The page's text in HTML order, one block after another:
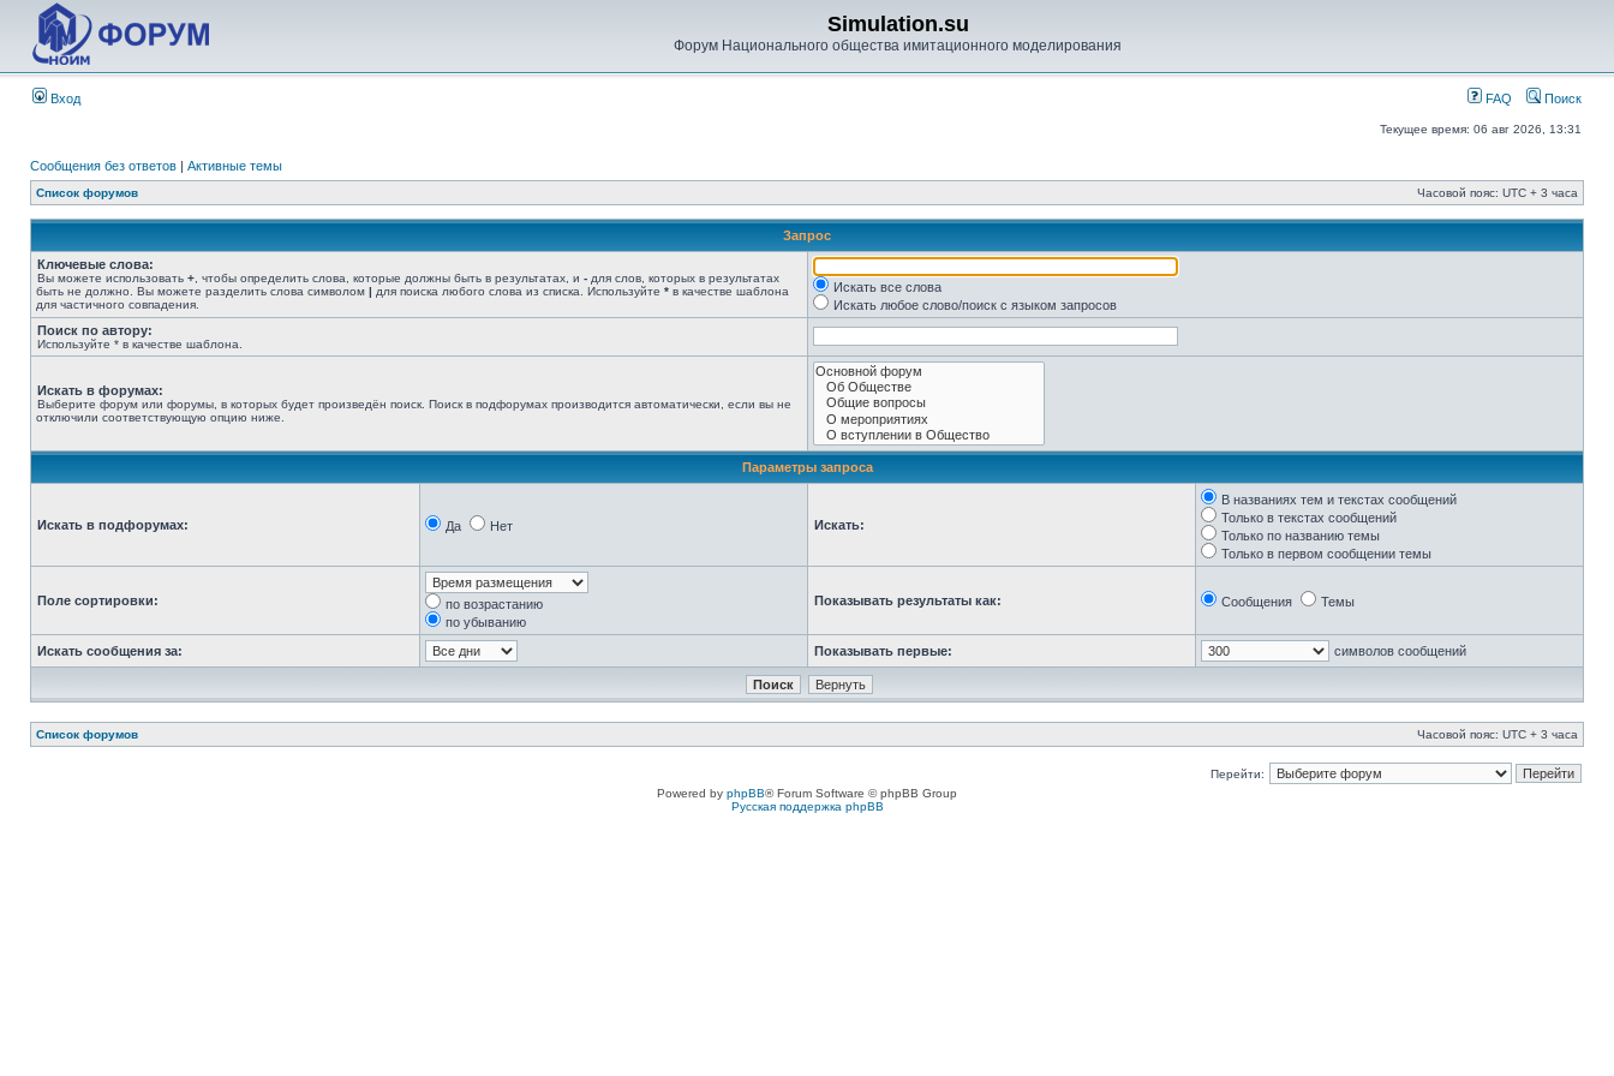
Simulation.su
Форум Национального общества имитационного моделирования
Вход FAQ Поиск
Текущее время: 06 авг 2026, 13:31
Сообщения без ответов | Активные темы
Список форумов Часовой пояс: UTC + 3 часа
Запрос
Ключевые слова:
Вы можете использовать + , чтобы определить слова, которые должны быть в результатах, и - для слов, которых в результатах
быть не должно. Вы можете разделить слова символом | для поиска любого слова из списка. Используйте * в качестве шаблона
для частичного совпадения.
Искать все слова
Искать любое слово/поиск с языком запросов
Поиск по автору:
Используйте * в качестве шаблона.
Искать в форумах:
Выберите форум или форумы, в которых будет произведён поиск. Поиск в подфорумах производится автоматически, если вы не
отключили соответствующую опцию ниже.
Параметры запроса
Искать в подфорумах: Да Нет Искать:
В названиях тем и текстах сообщений
Только в текстах сообщений
Только по названию темы
Только в первом сообщении темы
Поле сортировки:
по возрастанию
по убыванию
Показывать результаты как: Сообщения Темы
Искать сообщения за: Показывать первые: символов сообщений
Список форумов Часовой пояс: UTC + 3 часа
Перейти:
Powered by phpBB® Forum Software © phpBB Group
Русская поддержка phpBB